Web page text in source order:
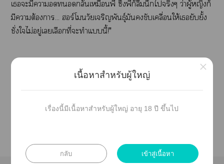
เะมีาอดกลั้นเหมือนพี่ ซึ่งพี่ก็ลืมนึกไจริงๆ ว่าผู้หญิงก็
มีาต้องา... ฮอร์โมนวัยเจริญพันธุ์มันขับเคลื่อนให้เยับยั้ง
ชั่งใไม่อยู่เเลือกที่ะทำแนี้!”
ติดต่อสั่งซื้อนิยายรูปเล่มได้ผ่านา Facebook : P.
Chamomile-writer romance
เนื้อหาสำหรับผู้ใหญ่
เรื่องนี้มีเนื้อหาสำหรับผู้ใหญ่ อายุ 18 ปี ขึ้นไป
กลับ เข้าสู่เนื้อหา
×